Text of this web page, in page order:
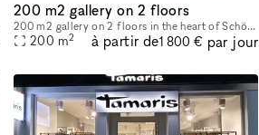
200 m2 gallery on 2 floors
200 m2 gallery on 2 floors in the heart of Schöneberg - close to Potsdamer Str. Lots of concrete and white walls
200 m2 à partir de1 800 € par jour